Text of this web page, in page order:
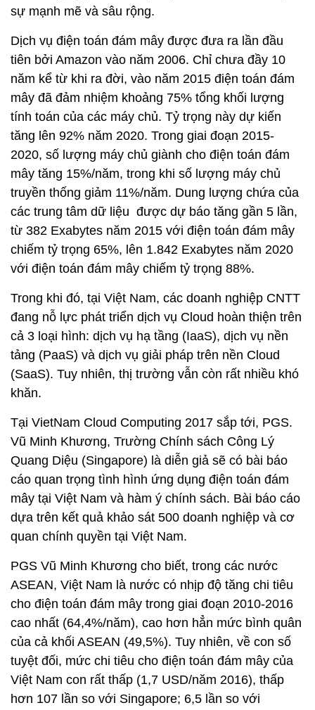
sự mạnh mẽ và sâu rộng.
Dịch vụ điện toán đám mây được đưa ra lần đầu
tiên bởi Amazon vào năm 2006. Chỉ chưa đầy 10
năm kể từ khi ra đời, vào năm 2015 điện toán đám
mây đã đảm nhiệm khoảng 75% tổng khối lượng
tính toán của các máy chủ. Tỷ trọng này dự kiến
tăng lên 92% năm 2020. Trong giai đoạn 2015-
2020, số lượng máy chủ giành cho điện toán đám
mây tăng 15%/năm, trong khi số lượng máy chủ
truyền thống giảm 11%/năm. Dung lượng chứa của
các trung tâm dữ liệu được dự báo tăng gần 5 lần,
từ 382 Exabytes năm 2015 với điện toán đám mây
chiếm tỷ trọng 65%, lên 1.842 Exabytes năm 2020
với điện toán đám mây chiếm tỷ trọng 88%.
Trong khi đó, tại Việt Nam, các doanh nghiệp CNTT
đang nỗ lực phát triển dịch vụ Cloud hoàn thiện trên
cả 3 loại hình: dịch vụ hạ tầng (IaaS), dịch vụ nền
tảng (PaaS) và dịch vụ giải pháp trên nền Cloud
(SaaS). Tuy nhiên, thị trường vẫn còn rất nhiều khó
khăn.
Tại VietNam Cloud Computing 2017 sắp tới, PGS.
Vũ Minh Khương, Trường Chính sách Công Lý
Quang Diệu (Singapore) là diễn giả sẽ có bài báo
cáo quan trọng tình hình ứng dụng điện toán đám
mây tại Việt Nam và hàm ý chính sách. Bài báo cáo
dựa trên kết quả khảo sát 500 doanh nghiệp và cơ
quan chính quyền tại Việt Nam.
PGS Vũ Minh Khương cho biết, trong các nước
ASEAN, Việt Nam là nước có nhịp độ tăng chi tiêu
cho điện toán đám mây trong giai đoạn 2010-2016
cao nhất (64,4%/năm), cao hơn hẳn mức bình quân
của cả khối ASEAN (49,5%). Tuy nhiên, về con số
tuyệt đối, mức chi tiêu cho điện toán đám mây của
Việt Nam con rất thấp (1,7 USD/năm 2016), thấp
hơn 107 lần so với Singapore; 6,5 lần so với